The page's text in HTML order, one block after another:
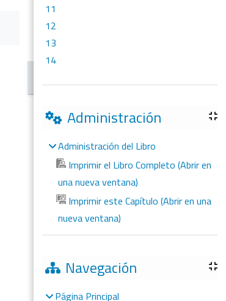
11
12
13
14
Administración
Administración del Libro
Imprimir el Libro Completo (Abrir en
una nueva ventana)
Imprimir este Capítulo (Abrir en una
nueva ventana)
Navegación
Página Principal